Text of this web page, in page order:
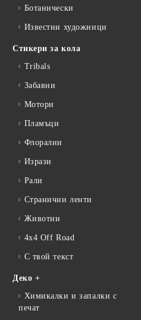
Ботанически
Известни художници
Стикери за кола
Tribals
Забавни
Мотори
Пламъци
Флорални
Изрази
Рали
Странични ленти
Животни
4x4 Off Road
С твой текст
Деко +
Химикалки и запалки с
печат